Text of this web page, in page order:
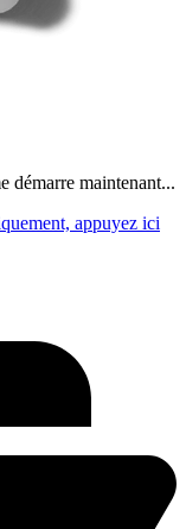
démarre maintenant...
appuyez ici